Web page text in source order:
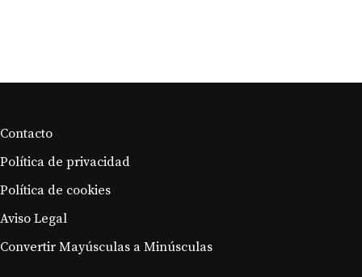
Contacto
Política de privacidad
Política de cookies
Aviso Legal
Convertir Mayúsculas a Minúsculas